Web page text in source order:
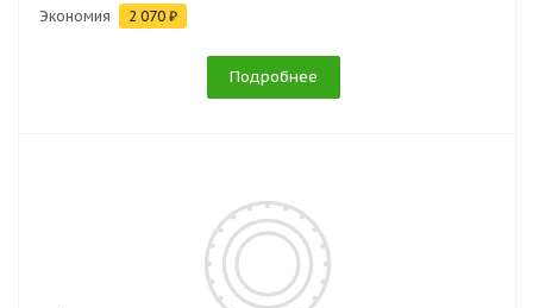
Экономия 2 070 ₽
Подробнее